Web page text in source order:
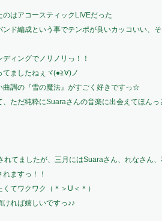
のはアコースティックLIVEだった
ンド編成という事でテンポが良いカッコいい、
ィングでノリノリっ！！
てましたねぇヾ(●≧∀)ノ
曲調の『雪の魔法』がすごく好きですっ☆
、ただ純粋にSuaraさんの音楽に出会えてほん
れてましたが、三月にはSuaraさん、れなさん
ますっ！！
てワクワク（＊＞U＜＊）
れば嬉しいですっ♪♪